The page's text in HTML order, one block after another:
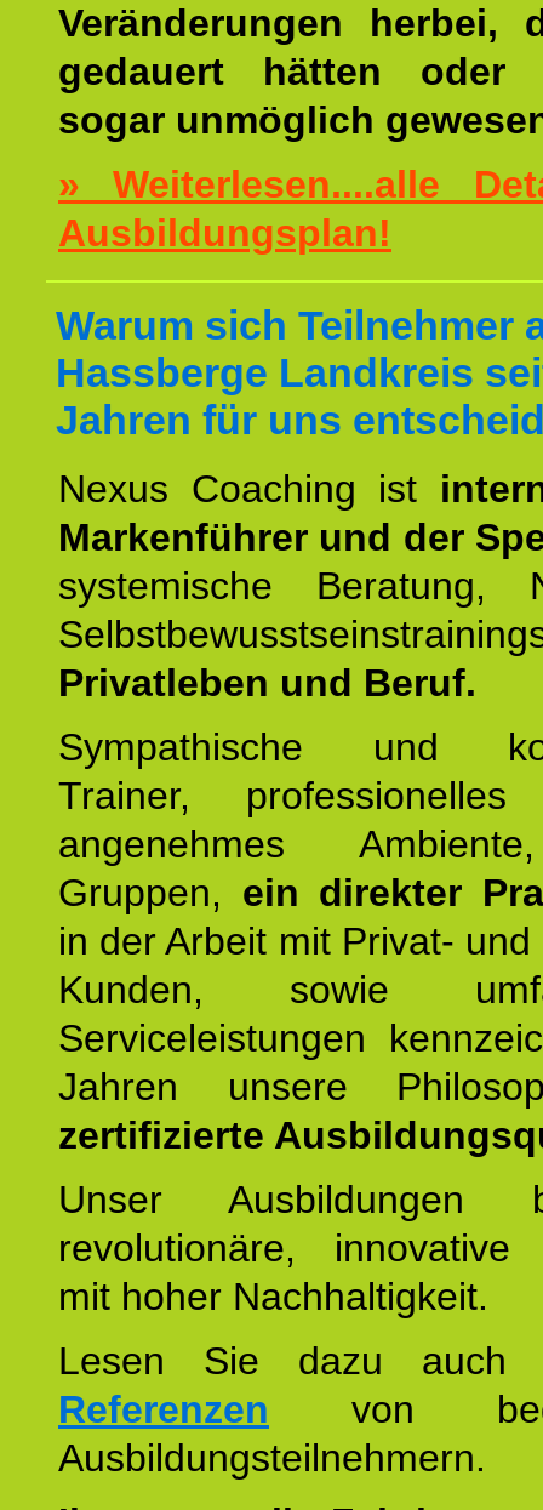
Veränderungen herbei,
gedauert hätten oder
sogar unmöglich
» Weiterlesen....alle
Ausbildungsplan!
Warum sich Teilnehmer
Hassberge Landkreis
Jahren für uns
Nexus Coaching ist
Markenführer und der
systemische Beratung,
Privatleben und Beruf.
Sympathische und
Trainer, professionelles
angenehmes
Gruppen, ein direkter
in der Arbeit mit Privat-
Kunden, sowie
Serviceleistungen
Jahren unsere
zertifizierte
Unser Ausbildungen
revolutionäre, innovative
mit hoher Nachhaltigkeit.
Lesen Sie dazu
Referenzen von
Ausbildungsteilnehmern.